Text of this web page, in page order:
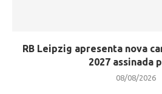
RB Leipzig apresenta nova
2027 assinada
08/08/2026